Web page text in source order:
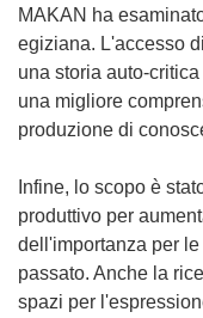
MAKAN ha
egiziana. L'accesso
una storia auto-
una migliore
produzione di
Infine, lo scopo è
produttivo per
dell'importanza per
passato. Anche la
spazi per